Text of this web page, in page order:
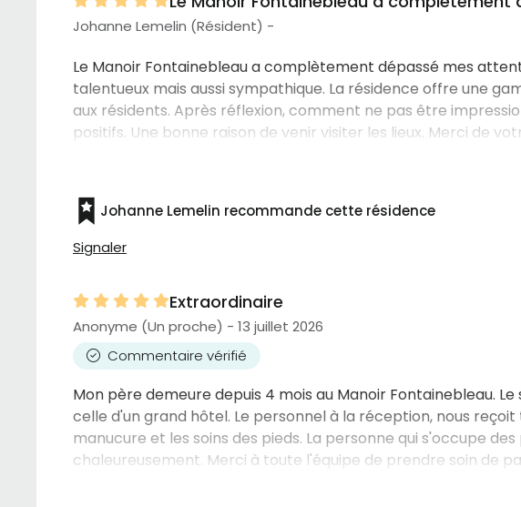
Johanne Lemelin (Résident) -
Le Manoir Fontainebleau a complètement dépassé mes
talentueux mais aussi sympathique. La résidence offre une
aux résidents. Après réflexion, comment ne pas être
positifs. Une bonne raison de venir visiter les lieux. Merci de
Johanne Lemelin recommande cette résidence
Signaler
Extraordinaire
Anonyme (Un proche) - 13 juillet 2026
Commentaire vérifié
Mon père demeure depuis 4 mois au Manoir Fontainebleau.
celle d'un grand hôtel. Le personnel à la réception, nous
manucure et les soins des pieds. La personne qui s'occupe
chaleureusement. Merci à toute l'équipe de prendre soin de